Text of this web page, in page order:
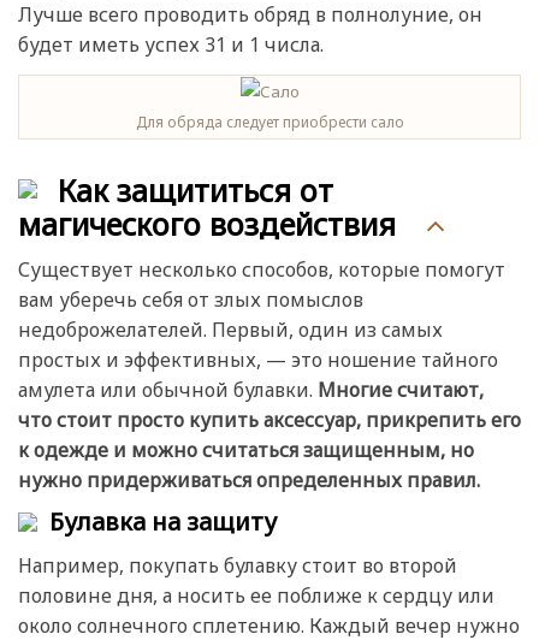
Лучше всего проводить обряд в полнолуние, он
будет иметь успех 31 и 1 числа.
Для обряда следует приобрести сало
Как защититься от
магического воздействия
Существует несколько способов, которые помогут
вам уберечь себя от злых помыслов
недоброжелателей. Первый, один из самых
простых и эффективных, — это ношение тайного
амулета или обычной булавки. Многие считают,
что стоит просто купить аксессуар, прикрепить его
к одежде и можно считаться защищенным, но
нужно придерживаться определенных правил.
Булавка на защиту
Например, покупать булавку стоит во второй
половине дня, а носить ее поближе к сердцу или
около солнечного сплетению. Каждый вечер нужно